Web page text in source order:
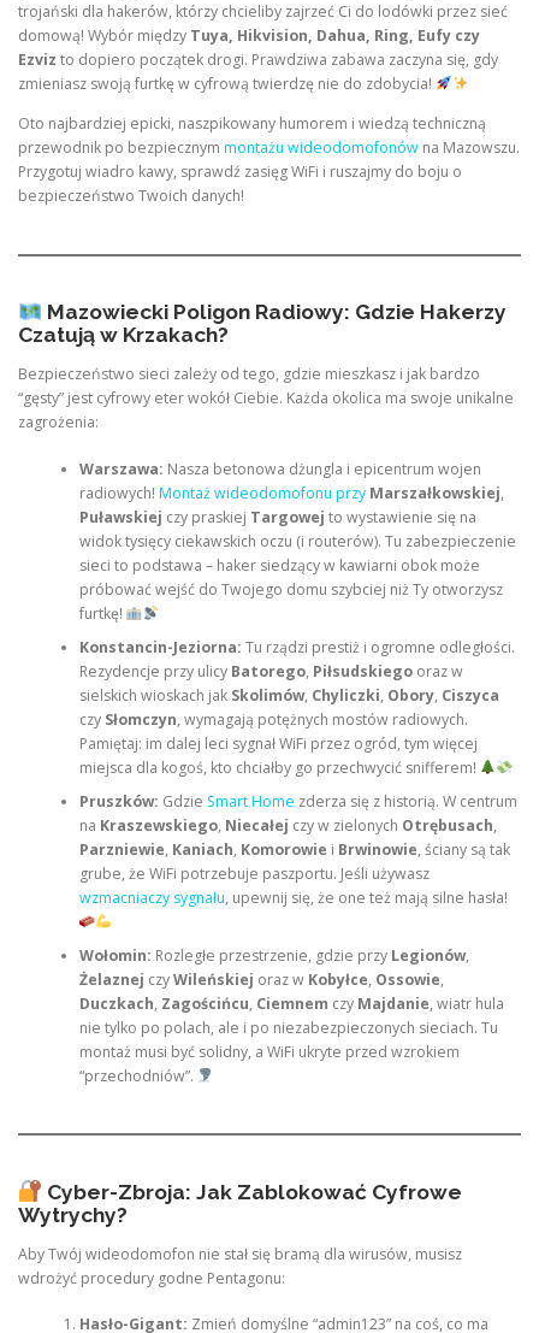
trojański dla hakerów, którzy chcieliby zajrzeć Ci do lodówki przez sieć
domową! Wybór między Tuya, Hikvision, Dahua, Ring, Eufy czy
Ezviz to dopiero początek drogi. Prawdziwa zabawa zaczyna się, gdy
zmieniasz swoją furtkę w cyfrową twierdzę nie do zdobycia!
Oto najbardziej epicki, naszpikowany humorem i wiedzą techniczną
przewodnik po bezpiecznym montażu wideodomofonów na Mazowszu.
Przygotuj wiadro kawy, sprawdź zasięg WiFi i ruszajmy do boju o
bezpieczeństwo Twoich danych!
Mazowiecki Poligon Radiowy: Gdzie Hakerzy
Czatują w Krzakach?
Bezpieczeństwo sieci zależy od tego, gdzie mieszkasz i jak bardzo
“gęsty” jest cyfrowy eter wokół Ciebie. Każda okolica ma swoje unikalne
zagrożenia:
Warszawa: Nasza betonowa dżungla i epicentrum wojen
radiowych! Montaż wideodomofonu przy Marszałkowskiej,
Puławskiej czy praskiej Targowej to wystawienie się na
widok tysięcy ciekawskich oczu (i routerów). Tu zabezpieczenie
sieci to podstawa – haker siedzący w kawiarni obok może
próbować wejść do Twojego domu szybciej niż Ty otworzysz
furtkę!
Konstancin-Jeziorna: Tu rządzi prestiż i ogromne odległości.
Rezydencje przy ulicy Batorego, Piłsudskiegooraz w
sielskich wioskach jak Skolimów, Chyliczki, Obory, Ciszyca
czy Słomczyn, wymagają potężnych mostów radiowych.
Pamiętaj: im dalej leci sygnał WiFi przez ogród, tym więcej
miejsca dla kogoś, kto chciałby go przechwycić snifferem!
Pruszków: Gdzie Smart Home zderza się z historią. W centrum
na Kraszewskiego, Niecałej czy w zielonych Otrębusach,
Parzniewie, Kaniach, Komorowie i Brwinowie, ściany są tak
grube, że WiFi potrzebuje paszportu. Jeśli używasz
wzmacniaczy sygnału, upewnij się, że one też mają silne hasła!
Wołomin: Rozległe przestrzenie, gdzie przy Legionów,
Żelaznej czyWileńskiej oraz w Kobyłce, Ossowie,
Duczkach, Zagościńcu, Ciemnem czy Majdanie, wiatr hula
nie tylko po polach, ale i po niezabezpieczonych sieciach. Tu
montaż musi być solidny, a WiFi ukryte przed wzrokiem
“przechodniów”.
Cyber-Zbroja: Jak Zablokować Cyfrowe
Wytrychy?
Aby Twój wideodomofon nie stał się bramą dla wirusów, musisz
wdrożyć procedury godne Pentagonu:
Hasło-Gigant: Zmień domyślne “admin123” na coś, co ma